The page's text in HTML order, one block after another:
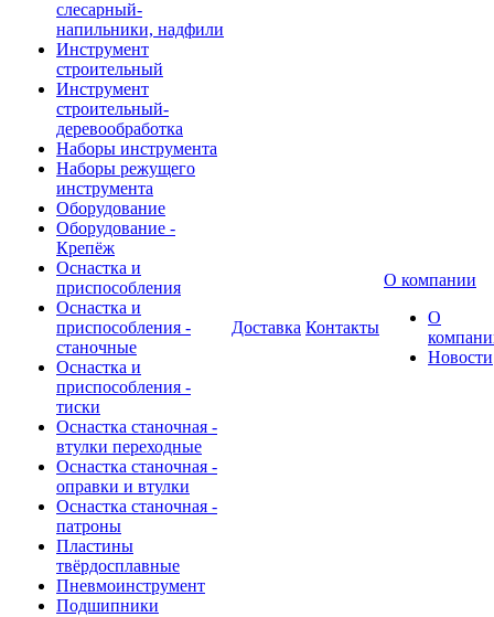
слесарный-
напильники, надфили
Инструмент
строительный
Инструмент
строительный-
деревообработка
Наборы инструмента
Наборы режущего
инструмента
Оборудование
Оборудование -
Крепёж
Оснастка и
приспособления
Оснастка и
приспособления -
станочные
Оснастка и
приспособления -
тиски
Оснастка станочная -
втулки переходные
Оснастка станочная -
оправки и втулки
Оснастка станочная -
патроны
Пластины
твёрдосплавные
Пневмоинструмент
Подшипники
Доставка Контакты
О компании
О
Новости